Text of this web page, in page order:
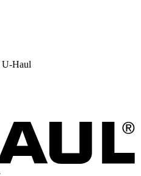
U-Haul